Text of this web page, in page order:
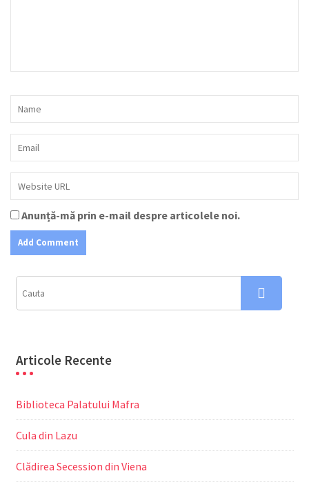
Anunță-mă prin e-mail despre articolele noi.
Articole Recente
Biblioteca Palatului Mafra
Cula din Lazu
Clădirea Secession din Viena